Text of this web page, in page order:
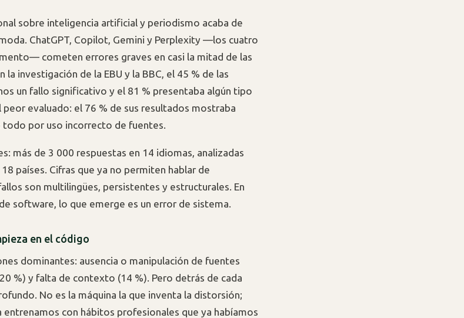
sobre inteligencia artificial y periodismo acaba de
ChatGPT, Copilot, Gemini y Perplexity —los cuatro
cometen errores graves en casi la mitad de las
la investigación de la EBU y la BBC, el 45 % de las
un fallo significativo y el 81 % presentaba algún tipo
evaluado: el 76 % de sus resultados mostraba
todo por uso incorrecto de fuentes.
más de 3 000 respuestas en 14 idiomas, analizadas
países. Cifras que ya no permiten hablar de
son multilingües, persistentes y estructurales. En
software, lo que emerge es un error de sistema.
en el código
dominantes: ausencia o manipulación de fuentes
%) y falta de contexto (14 %). Pero detrás de cada
No es la máquina la que inventa la distorsión;
con hábitos profesionales que ya habíamos